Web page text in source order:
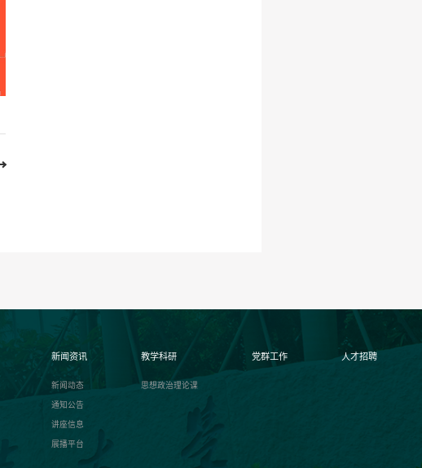
新闻资讯
新闻动态
通知公告
讲座信息
展播平台
教学科研
思想政治理论课
党群工作 人才招聘